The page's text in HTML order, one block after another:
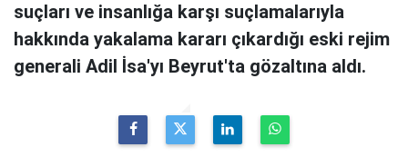
suçları ve insanlığa karşı suçlamalarıyla
hakkında yakalama kararı çıkardığı eski rejim
generali Adil İsa'yı Beyrut'ta gözaltına aldı.